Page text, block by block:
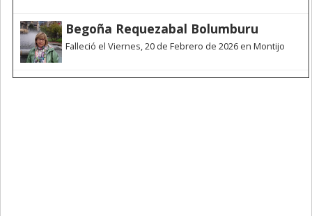
Begoña Requezabal Bolumburu
Falleció el Viernes, 20 de Febrero de 2026 en Montijo